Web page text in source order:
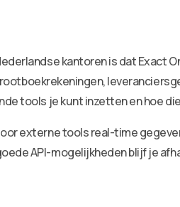
kantoren is dat Exact
tools je kunt inzetten en hoe
externe tools real-time
API-mogelijkheden blijf je